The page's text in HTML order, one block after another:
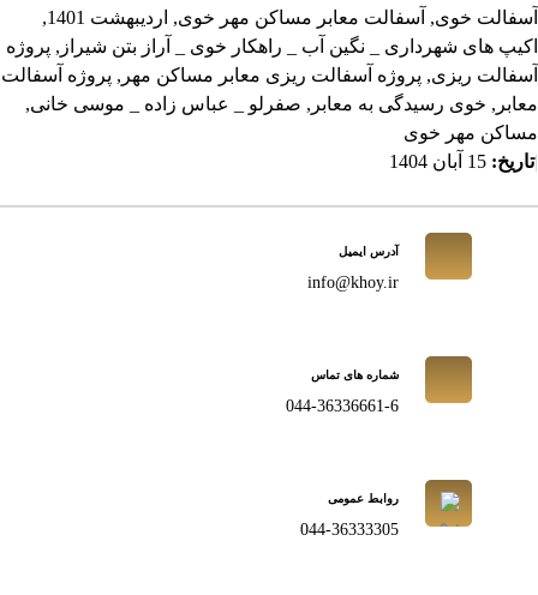
آسفالت خوی, آسفالت معابر مساکن مهر خوی, اردیبهشت 1401
,
اکیپ های شهرداری _ نگین آب _ راهکار خوی _ آراز بتن شیراز , پروژه
آسفالت ریزی, پروژه آسفالت ریزی معابر مساکن مهر , پروژه آسفالت
معابر , خوی رسیدگی به معابر , صفرلو _ عباس زاده _ موسی خانی,
مساکن مهر خوی
|تاریخ:
آدرس ایمیل
info@khoy.ir
شماره های تماس
044-36336661-6
روابط عمومی
044-36333305